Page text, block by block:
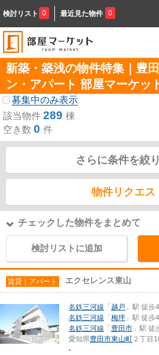
検討リスト 0 最近見た物件 0
新築・築浅の物件特集｜豊
ン・アパート 部屋マーケッ
募集中のみ表示
該当物件 289 棟
空き数 0 件
さらに条件を絞
物件リクエス
チェックした物件をまとめて
検討リストに追加
賃貸｜アパート エクセレンス東山
名鉄三河線 「 越戸 」駅 徒歩
名鉄三河線 「 梅坪 」駅 徒歩
名鉄三河線 「 豊田市 」駅 徒
愛知県豊田市東山町 ２丁目
-